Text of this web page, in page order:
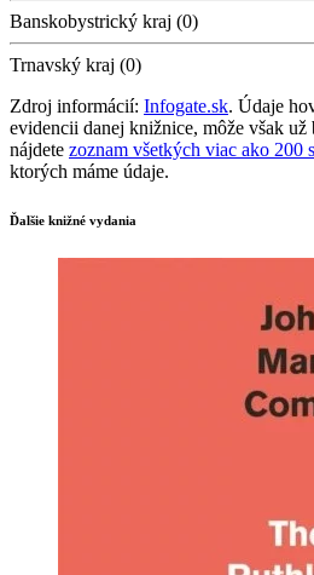
Banskobystrický kraj (0)
Trnavský kraj (0)
Zdroj informácií: Infogate.sk. Údaje
evidencii danej knižnice, môže však
nájdete zoznam všetkých viac ako 200
ktorých máme údaje.
Ďalšie knižné vydania